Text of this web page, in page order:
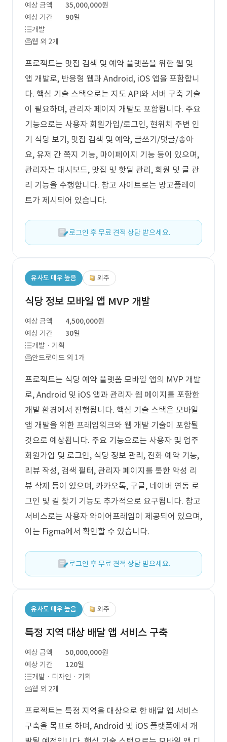
예상 금액
35,000,000원
예상 기간
90일
개발
웹 외 2개
프로젝트는 맛집 검색 및 예약 플랫폼을 위한 웹 및
앱 개발로, 반응형 웹과 Android, iOS 앱을 포함합니
다. 핵심 기술 스택으로는 지도 API와 서버 구축 기술
이 필요하며, 관리자 페이지 개발도 포함됩니다. 주요
기능으로는 사용자 회원가입/로그인, 현위치 주변 인
기 식당 보기, 맛집 검색 및 예약, 글쓰기/댓글/좋아
요, 유저 간 쪽지 기능, 마이페이지 기능 등이 있으며,
관리자는 대시보드, 맛집 및 핫딜 관리, 회원 및 글 관
리 기능을 수행합니다. 참고 사이트로는 망고플레이
트가 제시되어 있습니다.
로그인 후 무료 견적 상담 받으세요.
유사도 매우 높음 외주
식당 정보 모바일 앱 MVP 개발
예상 금액
4,500,000원
예상 기간
30일
개발 · 기획
안드로이드 외 1개
프로젝트는 식당 예약 플랫폼 모바일 앱의 MVP 개발
로, Android 및 iOS 앱과 관리자 웹 페이지를 포함한
개발 환경에서 진행됩니다. 핵심 기술 스택은 모바일
앱 개발을 위한 프레임워크와 웹 개발 기술이 포함될
것으로 예상됩니다. 주요 기능으로는 사용자 및 업주
회원가입 및 로그인, 식당 정보 관리, 전화 예약 기능,
리뷰 작성, 검색 필터, 관리자 페이지를 통한 악성 리
뷰 삭제 등이 있으며, 카카오톡, 구글, 네이버 연동 로
그인 및 길 찾기 기능도 추가적으로 요구됩니다. 참고
서비스로는 사용자 와이어프레임이 제공되어 있으며,
이는 Figma에서 확인할 수 있습니다.
로그인 후 무료 견적 상담 받으세요.
유사도 매우 높음 외주
특정 지역 대상 배달 앱 서비스 구축
예상 금액
50,000,000원
예상 기간
120일
개발 · 디자인 · 기획
웹 외 2개
프로젝트는 특정 지역을 대상으로 한 배달 앱 서비스
구축을 목표로 하며, Android 및 iOS 플랫폼에서 개